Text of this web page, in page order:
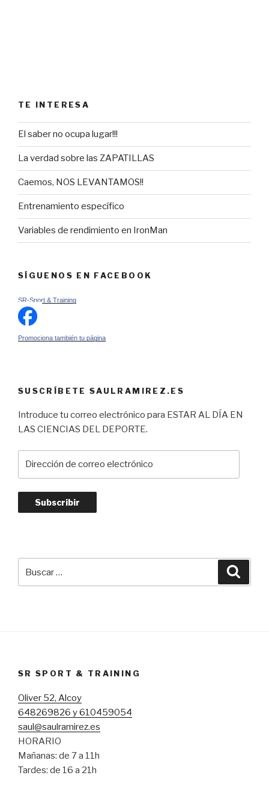
TE INTERESA
El saber no ocupa lugar!!!
La verdad sobre las ZAPATILLAS
Caemos, NOS LEVANTAMOS!!
Entrenamiento específico
Variables de rendimiento en IronMan
SÍGUENOS EN FACEBOOK
SR-Sport & Training
Promociona también tu página
SUSCRÍBETE SAULRAMIREZ.ES
Introduce tu correo electrónico para ESTAR AL DÍA EN
LAS CIENCIAS DEL DEPORTE.
electrónico
Subscribir
por:
SR SPORT & TRAINING
Oliver 52, Alcoy
648269826 y 610459054
saul@saulramirez.es
HORARIO
Mañanas: de 7 a 11h
Tardes: de 16 a 21h